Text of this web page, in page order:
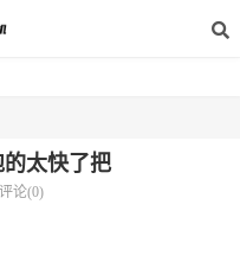
太快了把
评论(0)